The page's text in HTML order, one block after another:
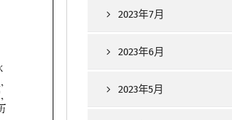
2023年7月
2023年6月
2023年5月